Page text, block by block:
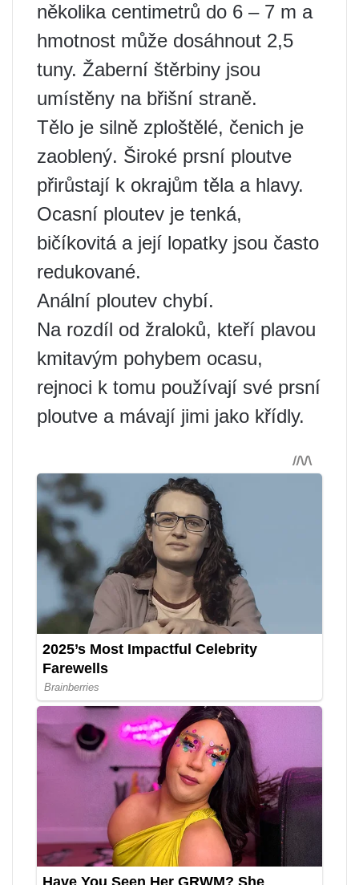
několika centimetrů do 6 – 7 m a
hmotnost může dosáhnout 2,5
tuny. Žaberní štěrbiny jsou
umístěny na břišní straně.
Tělo je silně zploštělé, čenich je
zaoblený. Široké prsní ploutve
přirůstají k okrajům těla a hlavy.
Ocasní ploutev je tenká,
bičíkovitá a její lopatky jsou často
redukované.
Anální ploutev chybí.
Na rozdíl od žraloků, kteří plavou
kmitavým pohybem ocasu,
rejnoci k tomu používají své prsní
ploutve a mávají jimi jako křídly.